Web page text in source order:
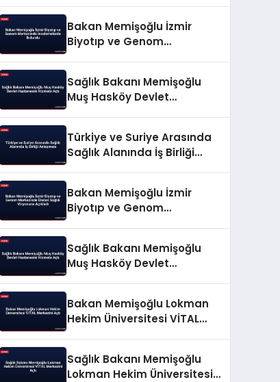
Bakan Memişoğlu İzmir
Biyotıp ve Genom
Sağlık Bakanı Memişoğlu
Muş Hasköy Devlet
Türkiye ve Suriye Arasında
Sağlık Alanında İş Birliği
Bakan Memişoğlu İzmir
Biyotıp ve Genom
Sağlık Bakanı Memişoğlu
Muş Hasköy Devlet
Bakan Memişoğlu Lokman
Hekim Üniversitesi VİTAL
Sağlık Bakanı Memişoğlu
Lokman Hekim Üniversitesi